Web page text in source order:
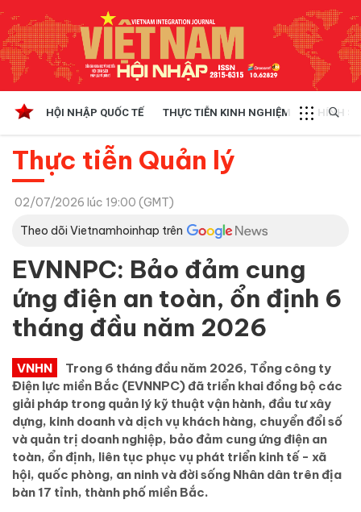
HỘI NHẬP QUỐC TẾ THỰC TIỄN KINH NGHIỆM CHÍNH
Thực tiễn Quản lý
02/07/2026 lúc 19:00 (GMT)
Theo dõi Vietnamhoinhap trên
EVNNPC: Bảo đảm cung
ứng điện an toàn, ổn định 6
tháng đầu năm 2026
VNHN
Trong 6 tháng đầu năm 2026, Tổng công ty
Điện lực miền Bắc (EVNNPC) đã triển khai đồng bộ các
giải pháp trong quản lý kỹ thuật vận hành, đầu tư xây
dựng, kinh doanh và dịch vụ khách hàng, chuyển đổi số
và quản trị doanh nghiệp, bảo đảm cung ứng điện an
toàn, ổn định, liên tục phục vụ phát triển kinh tế - xã
hội, quốc phòng, an ninh và đời sống Nhân dân trên địa
bàn 17 tỉnh, thành phố miền Bắc.